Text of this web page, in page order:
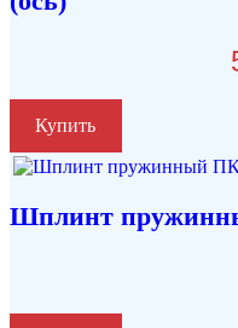
Купить
Шплинт